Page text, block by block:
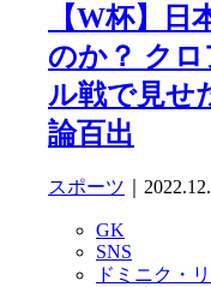
【W杯】
のか？ ク
ル戦で見せ
論百出
スポーツ ｜
GK
SNS
ドミニク・